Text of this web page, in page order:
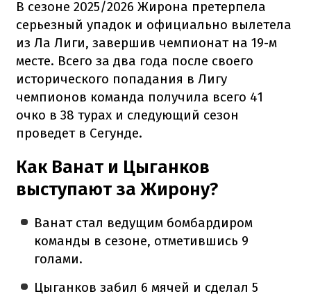
В сезоне 2025/2026 Жирона претерпела
серьезный упадок и официально вылетела
из Ла Лиги, завершив чемпионат на 19-м
месте. Всего за два года после своего
исторического попадания в Лигу
чемпионов команда получила всего 41
очко в 38 турах и следующий сезон
проведет в Сегунде.
Как Ванат и Цыганков
выступают за Жирону?
Ванат стал ведущим бомбардиром
команды в сезоне, отметившись 9
голами.
Цыганков забил 6 мячей и сделал 5